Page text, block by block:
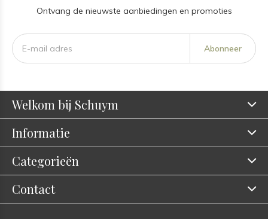
Ontvang de nieuwste aanbiedingen en promoties
Abonneer
Welkom bij Schuym
Informatie
Categorieën
Contact